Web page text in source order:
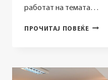
работат на темата…
ПРОЧИТАЈ ПОВЕЌЕ